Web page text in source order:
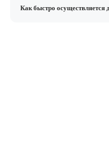
Как быстро осуществляется